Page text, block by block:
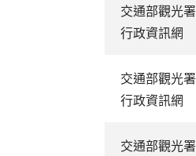
交通部觀光署
行政資訊網
交通部觀光署
行政資訊網
交通部觀光署